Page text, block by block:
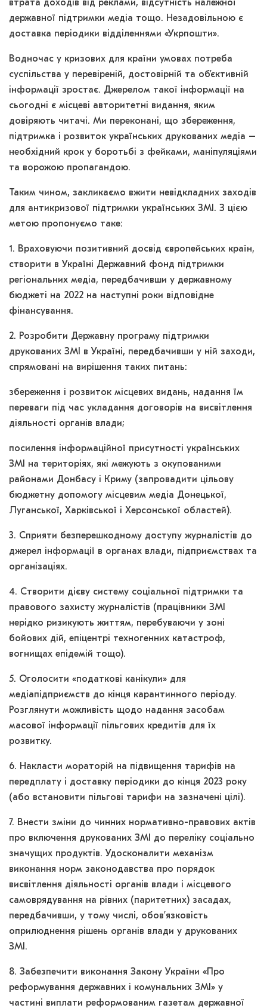
втрата доходів від реклами, відсутність належної
державної підтримки медіа тощо. Незадовільною є
доставка періодики відділеннями «Укрпошти».
Водночас у кризових для країни умовах потреба
суспільства у перевіреній, достовірній та об’єктивній
інформації зростає. Джерелом такої інформації на
сьогодні є місцеві авторитетні видання, яким
довіряють читачі. Ми переконані, що збереження,
підтримка і розвиток українських друкованих медіа –
необхідний крок у боротьбі з фейками, маніпуляціями
та ворожою пропагандою.
Таким чином, закликаємо вжити невідкладних заходів
для антикризової підтримки українських ЗМІ. З цією
метою пропонуємо таке:
1. Враховуючи позитивний досвід європейських країн,
створити в Україні Державний фонд підтримки
регіональних медіа, передбачивши у державному
бюджеті на 2022 на наступні роки відповідне
фінансування.
2. Розробити Державну програму підтримки
друкованих ЗМІ в Україні, передбачивши у ній заходи,
спрямовані на вирішення таких питань:
збереження і розвиток місцевих видань, надання їм
переваги під час укладання договорів на висвітлення
діяльності органів влади;
посилення інформаційної присутності українських
ЗМІ на територіях, які межують з окупованими
районами Донбасу і Криму (запровадити цільову
бюджетну допомогу місцевим медіа Донецької,
Луганської, Харківської і Херсонської областей).
3. Сприяти безперешкодному доступу журналістів до
джерел інформації в органах влади, підприємствах та
організаціях.
4. Створити дієву систему соціальної підтримки та
правового захисту журналістів (працівники ЗМІ
нерідко ризикують життям, перебуваючи у зоні
бойових дій, епіцентрі техногенних катастроф,
вогнищах епідемій тощо).
5. Оголосити «податкові канікули» для
медіапідприємств до кінця карантинного періоду.
Розглянути можливість щодо надання засобам
масової інформації пільгових кредитів для їх
розвитку.
6. Накласти мораторій на підвищення тарифів на
передплату і доставку періодики до кінця 2023 року
(або встановити пільгові тарифи на зазначені цілі).
7. Внести зміни до чинних нормативно-правових актів
про включення друкованих ЗМІ до переліку соціально
значущих продуктів. Удосконалити механізм
виконання норм законодавства про порядок
висвітлення діяльності органів влади і місцевого
самоврядування на рівних (паритетних) засадах,
передбачивши, у тому числі, обов’язковість
оприлюднення рішень органів влади у друкованих
ЗМІ.
8. Забезпечити виконання Закону України «Про
реформування державних і комунальних ЗМІ» у
частині виплати реформованим газетам державної